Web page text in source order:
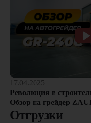
17.04.2025
Революция в
Обзор на грейдер
Отгрузки